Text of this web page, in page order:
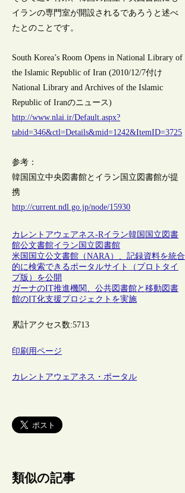
イランの専門室が開設されるであろうと述べ
たとのことです。
South Korea’s Room Opens in National Library of
the Islamic Republic of Iran (2010/12/7付け
National Library and Archives of the Islamic
Republic of Iranのニュース)
http://www.nlai.ir/Default.aspx?
tabid=346&ctl=Details&mid=1242&ItemID=3725
参考：
韓国国立中央図書館とイラン国立図書館が提
携
http://current.ndl.go.jp/node/15930
カレントアウェアネス-Rイラン韓国 国立図書
館公文書館イラン国立図書館
米国国立公文書館（NARA）、記録資料を統合
的に検索できるポータルサイト（プロトタイ
プ版）を公開
ガーナのIT推進機関、公共図書館と移動図書
館のIT化支援プロジェクトを実施
累計アクセス数:5713
印刷用ページ
カレントアウェアネス・ポータル
類似の記事